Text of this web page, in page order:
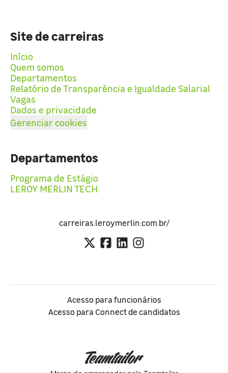
Site de carreiras
Início
Quem somos
Departamentos
Relatório de Transparência e Igualdade Salarial
Vagas
Dados e privacidade
Gerenciar cookies
Departamentos
Programa de Estágio
LEROY MERLIN TECH
carreiras.leroymerlin.com.br/
Acesso para funcionários
Acesso para Connect de candidatos